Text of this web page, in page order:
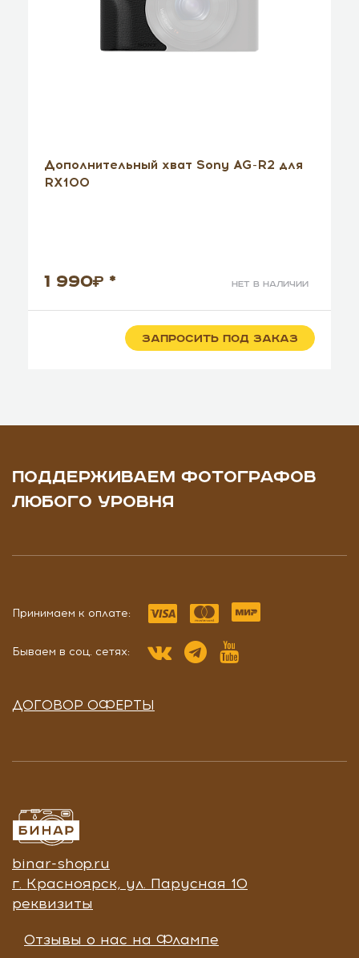
Дополнительный хват Sony AG-R2 для
RX100
1 990 * нет в наличии
ЗАПРОСИТЬ ПОД ЗАКАЗ
ПОДДЕРЖИВАЕМ ФОТОГРАФОВ
ЛЮБОГО УРОВНЯ
Принимаем к оплате:
Бываем в соц. сетях:
ДОГОВОР ОФЕРТЫ
binar-shop.ru
г. Красноярск, ул. Парусная 10
реквизиты
Отзывы о нас на Флампе